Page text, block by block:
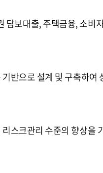
보대출, 주택금융, 소비
반으로 설계 및 구축하
스크관리 수준의 향상을